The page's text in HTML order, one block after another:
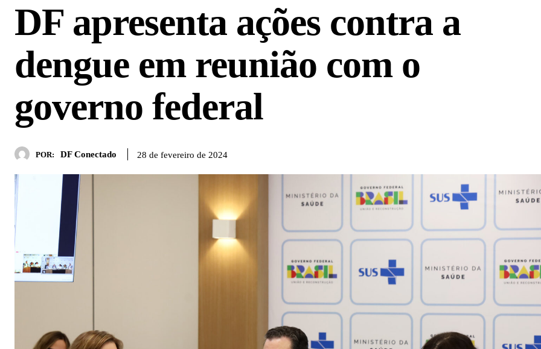
DF apresenta ações contra a
dengue em reunião com o
governo federal
POR: DF Conectado 28 de fevereiro de 2024